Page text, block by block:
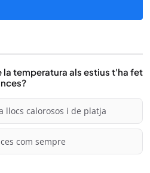
la temperatura als estius t'ha fet
llocs calorosos i de platja
com sempre